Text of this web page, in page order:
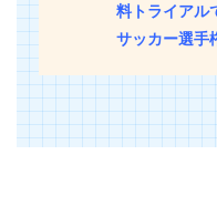
料トライアル
サッカー選手